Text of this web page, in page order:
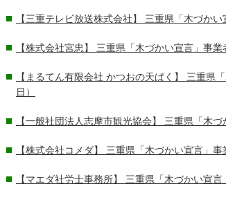
【三重テレビ放送株式会社】 三重県「木づか
【株式会社宮忠】 三重県「木づかい宣言」事
【まるてん有限会社 かつおの天ぱく】 三重県
日）
【一般社団法人志摩市観光協会】 三重県「木
【株式会社コメダ】 三重県「木づかい宣言」
【マエダ社労士事務所】 三重県「木づかい宣